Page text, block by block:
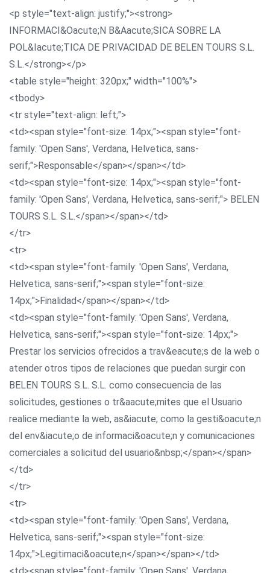
<p style="text-align: justify;"><strong>
INFORMACI&Oacute;N B&Aacute;SICA SOBRE LA
POL&Iacute;TICA DE PRIVACIDAD DE BELEN TOURS S.L.
S.L.</strong></p>
<table style="height: 320px;" width="100%">
<tbody>
<tr style="text-align: left;">
<td><span style="font-size: 14px;"><span style="font-
family: 'Open Sans', Verdana, Helvetica, sans-
serif;">Responsable</span></span></td>
<td><span style="font-size: 14px;"><span style="font-
family: 'Open Sans', Verdana, Helvetica, sans-serif;"> BELEN
TOURS S.L. S.L.</span></span></td>
</tr>
<tr>
<td><span style="font-family: 'Open Sans', Verdana,
Helvetica, sans-serif;"><span style="font-size:
14px;">Finalidad</span></span></td>
<td><span style="font-family: 'Open Sans', Verdana,
Helvetica, sans-serif;"><span style="font-size: 14px;">
Prestar los servicios ofrecidos a trav&eacute;s de la web o
atender otros tipos de relaciones que puedan surgir con
BELEN TOURS S.L. S.L. como consecuencia de las
solicitudes, gestiones o tr&aacute;mites que el Usuario
realice mediante la web, as&iacute; como la gesti&oacute;n
del env&iacute;o de informaci&oacute;n y comunicaciones
comerciales a solicitud del usuario&nbsp;</span></span>
</td>
</tr>
<tr>
<td><span style="font-family: 'Open Sans', Verdana,
Helvetica, sans-serif;"><span style="font-size:
14px;">Legitimaci&oacute;n</span></span></td>